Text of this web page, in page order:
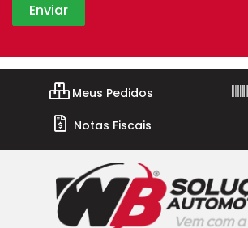
Meus Pedidos
Notas Fiscais